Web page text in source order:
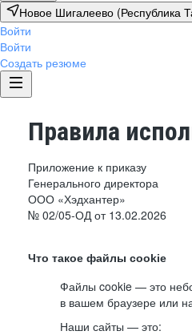
Новое Шигалеево (Республика
Войти
Войти
Создать резюме
Правила
Приложение к приказу
Генерального директора
ООО «Хэдхантер»
№ 02/05-ОД от 13.02.2026
Что такое файлы cookie
Файлы cookie — это
в вашем браузере или
Наши сайты — это: